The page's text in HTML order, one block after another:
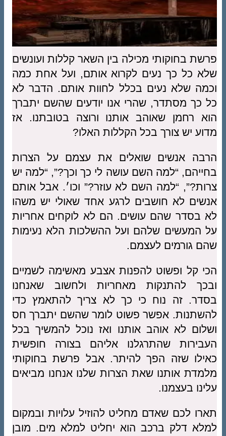
פרשת בחוקותי מכילה בין השאר קללות ועונשים
שלא כל כך נעים לקרוא אותם, ועל אחת כמה
וכמה שלא נעים בכלל לחוות אותם. הדבר לא
כל כך מסתדר, שהרי אנו יודעים שהשם יתברך
הוא רחמן שאוהב אותנו ורוצה בטובתנו. אז
מדוע יש צורך בכל הקללות האלו?
הרבה אנשים שואלים את עצמם על הצרות
בחייהם, “למה השם עושה לי כך וכך?”, “למה יש
צרות?”, “למה השם לא עוזר?” וכו׳. אבל אותם
אנשים לא חושבים לרגע אחד שאולי יש משהו
לא בסדר שהם עושים. הם לא לוקחים אחריות
על המעשים שלהם ועל ההשלכות הלא נעימות
שהם גורמים לעצמם.
הכי קל ופשוט להפנות אצבע מאשימה לשמיים
ובכך להתנקות מאחריות ולחשוב שאנחנו
בסדר. זה נוח כי כך לא צריך להתאמץ כדי
להשתנות. אפשר פשוט לומר שהשם יתברך חס
ושלום לא אוהב אותנו ואז נוכל להמשיך בכל
העבירות שהתרגלנו אליהם בצורה חופשית
כאילו שזה הפך להיתר. אבל פרשת בחוקותי
מלמדת אותנו שאת הצרות שלנו אנחנו מביאים
עלינו בעצמנו.
תארו לכם שאדם מחליט להוזיל עלויות ובמקום
למלא דלק ברכב הוא יחליט למלא מים. מובן